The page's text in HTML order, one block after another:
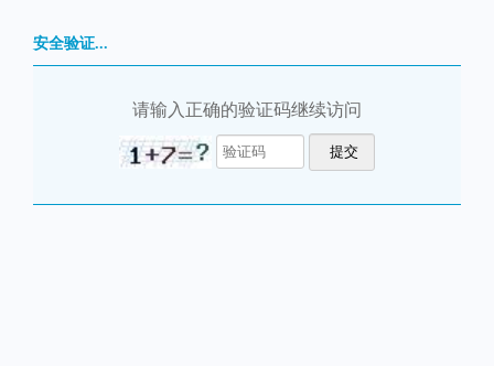
安全验证...
请输入正确的验证码继续访问